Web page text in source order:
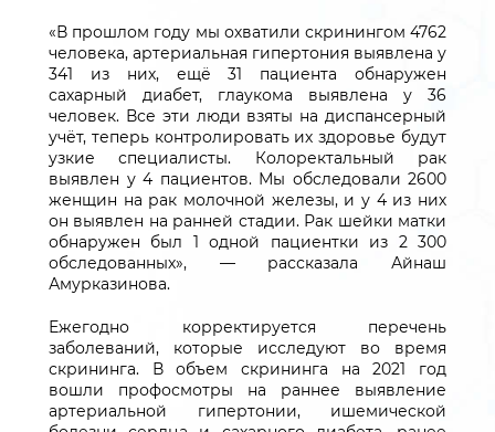
«В прошлом году мы охватили скринингом 4762
человека, артериальная гипертония выявлена у
341 из них, ещё 31 пациента обнаружен
сахарный диабет, глаукома выявлена у 36
человек. Все эти люди взяты на диспансерный
учёт, теперь контролировать их здоровье будут
узкие специалисты. Колоректальный рак
выявлен у 4 пациентов. Мы обследовали 2600
женщин на рак молочной железы, и у 4 из них
он выявлен на ранней стадии. Рак шейки матки
обнаружен был 1 одной пациентки из 2 300
обследованных», — рассказала Айнаш
Амурказинова.
Ежегодно корректируется перечень
заболеваний, которые исследуют во время
скрининга. В объем скрининга на 2021 год
вошли профосмотры на раннее выявление
артериальной гипертонии, ишемической